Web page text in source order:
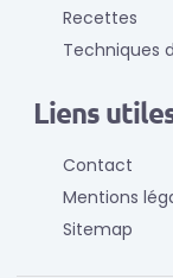
Recettes
Techniques
Liens
Contact
Mentions
Sitemap